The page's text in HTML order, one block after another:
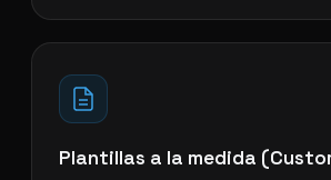
Plantillas a la medida